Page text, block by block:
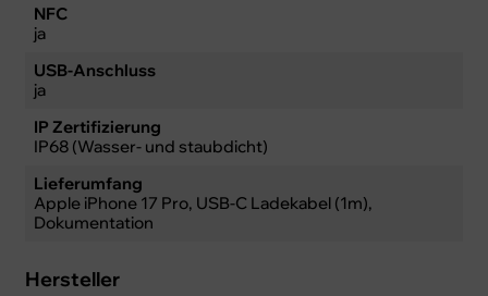
NFC
ja
USB-Anschluss
ja
IP Zertifizierung
IP68 (Wasser- und staubdicht)
Lieferumfang
Apple iPhone 17 Pro, USB-C Ladekabel (1m),
Dokumentation
Hersteller